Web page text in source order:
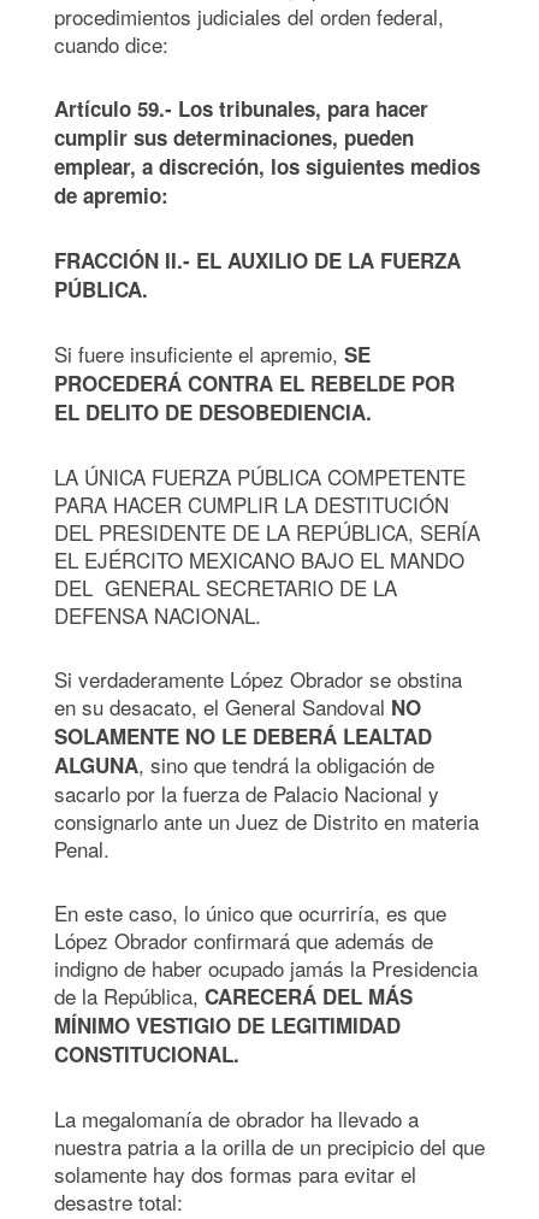
procedimientos judiciales del orden federal,
cuando dice:
Artículo 59.- Los tribunales, para hacer
cumplir sus determinaciones, pueden
emplear, a discreción, los siguientes medios
de apremio:
FRACCIÓN II.- EL AUXILIO DE LA FUERZA
PÚBLICA.
Si fuere insuficiente el apremio, SE
PROCEDERÁ CONTRA EL REBELDE POR
EL DELITO DE DESOBEDIENCIA.
LA ÚNICA FUERZA PÚBLICA COMPETENTE
PARA HACER CUMPLIR LA DESTITUCIÓN
DEL PRESIDENTE DE LA REPÚBLICA, SERÍA
EL EJÉRCITO MEXICANO BAJO EL MANDO
DEL GENERAL SECRETARIO DE LA
DEFENSA NACIONAL.
Si verdaderamente López Obrador se obstina
en su desacato, el General Sandoval NO
SOLAMENTE NO LE DEBERÁ LEALTAD
ALGUNA, sino que tendrá la obligación de
sacarlo por la fuerza de Palacio Nacional y
consignarlo ante un Juez de Distrito en materia
Penal.
En este caso, lo único que ocurriría, es que
López Obrador confirmará que además de
indigno de haber ocupado jamás la Presidencia
de la República, CARECERÁ DEL MÁS
MÍNIMO VESTIGIO DE LEGITIMIDAD
CONSTITUCIONAL.
La megalomanía de obrador ha llevado a
nuestra patria a la orilla de un precipicio del que
solamente hay dos formas para evitar el
desastre total: